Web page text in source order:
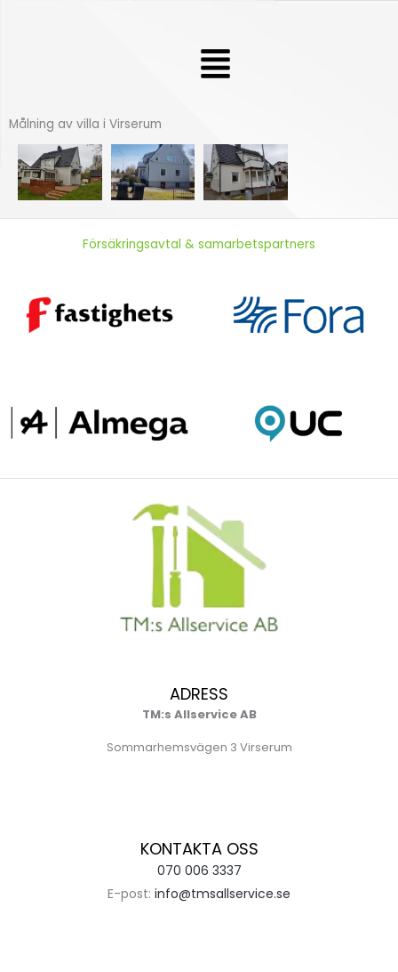
Meny
Målning av villa i Virserum
Försäkringsavtal & samarbetspartners
ADRESS
TM:s Allservice AB
Sommarhemsvägen 3 Virserum
KONTAKTA OSS
070 006 3337
E-post: info@tmsallservice.se